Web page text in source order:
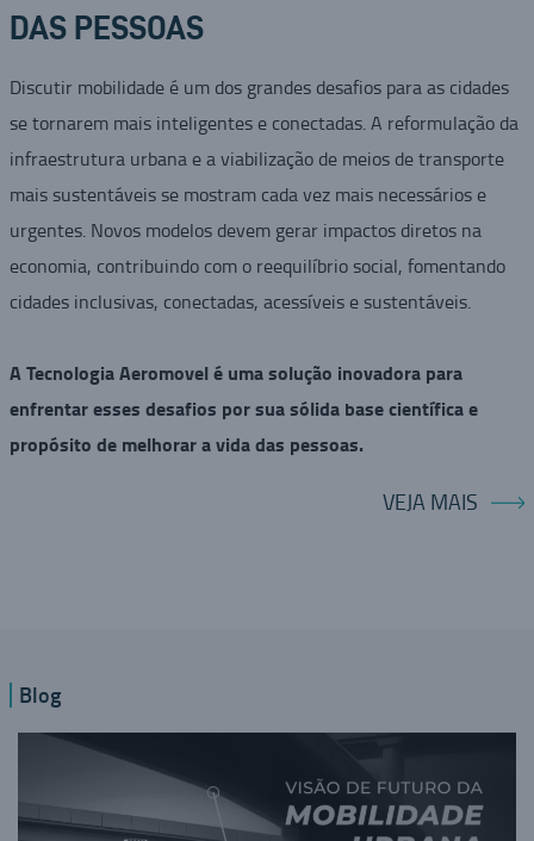
DAS PESSOAS
Discutir mobilidade é um dos grandes desafios para as cidades
se tornarem mais inteligentes e conectadas. A reformulação da
infraestrutura urbana e a viabilização de meios de transporte
mais sustentáveis se mostram cada vez mais necessários e
urgentes. Novos modelos devem gerar impactos diretos na
economia, contribuindo com o reequilíbrio social, fomentando
cidades inclusivas, conectadas, acessíveis e sustentáveis.
A Tecnologia Aeromovel é uma solução inovadora para
enfrentar esses desafios por sua sólida base científica e
propósito de melhorar a vida das pessoas.
VEJA MAIS
Blog